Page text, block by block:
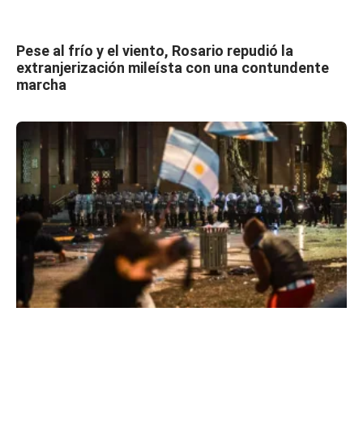
Pese al frío y el viento, Rosario repudió la
extranjerización mileísta con una contundente
marcha